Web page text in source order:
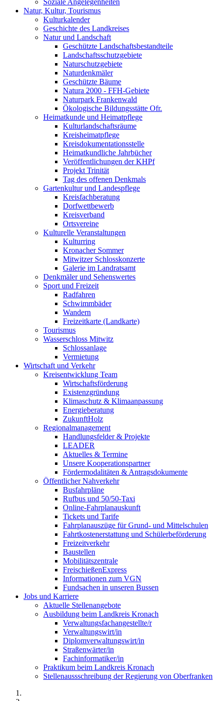
Soziale Angelegenheiten
Natur, Kultur, Tourismus
Kulturkalender
Geschichte des Landkreises
Natur und Landschaft
Geschützte Landschaftsbestandteile
Landschaftsschutzgebiete
Naturschutzgebiete
Naturdenkmäler
Geschützte Bäume
Natura 2000 - FFH-Gebiete
Naturpark Frankenwald
Ökologische Bildungsstätte Ofr.
Heimatkunde und Heimatpflege
Kulturlandschaftsräume
Kreisheimatpflege
Kreisdokumentationsstelle
Heimatkundliche Jahrbücher
Veröffentlichungen der KHPf
Projekt Trinität
Tag des offenen Denkmals
Gartenkultur und Landespflege
Kreisfachberatung
Dorfwettbewerb
Kreisverband
Ortsvereine
Kulturelle Veranstaltungen
Kulturring
Kronacher Sommer
Mitwitzer Schlosskonzerte
Galerie im Landratsamt
Denkmäler und Sehenswertes
Sport und Freizeit
Radfahren
Schwimmbäder
Wandern
Freizeitkarte (Landkarte)
Tourismus
Wasserschloss Mitwitz
Schlossanlage
Vermietung
Wirtschaft und Verkehr
Kreisentwicklung Team
Wirtschaftsförderung
Existenzgründung
Klimaschutz & Klimaanpassung
Energieberatung
ZukunftHolz
Regionalmanagement
Handlungsfelder & Projekte
LEADER
Aktuelles & Termine
Unsere Kooperationspartner
Fördermodalitäten & Antragsdokumente
Öffentlicher Nahverkehr
Busfahrpläne
Rufbus und 50/50-Taxi
Online-Fahrplanauskunft
Tickets und Tarife
Fahrplanauszüge für Grund- und Mittelschulen
Fahrtkostenerstattung und Schülerbeförderung
Freizeitverkehr
Baustellen
Mobilitätszentrale
FreischießenExpress
Informationen zum VGN
Fundsachen in unseren Bussen
Jobs und Karriere
Aktuelle Stellenangebote
Ausbildung beim Landkreis Kronach
Verwaltungsfachangestellte/r
Verwaltungswirt/in
Diplomverwaltungswirt/in
Straßenwärter/in
Fachinformatiker/in
Praktikum beim Landkreis Kronach
Stellenaussschreibung der Regierung von Oberfranken